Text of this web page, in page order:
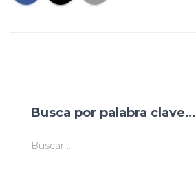
Busca por palabra clave…
Buscar …